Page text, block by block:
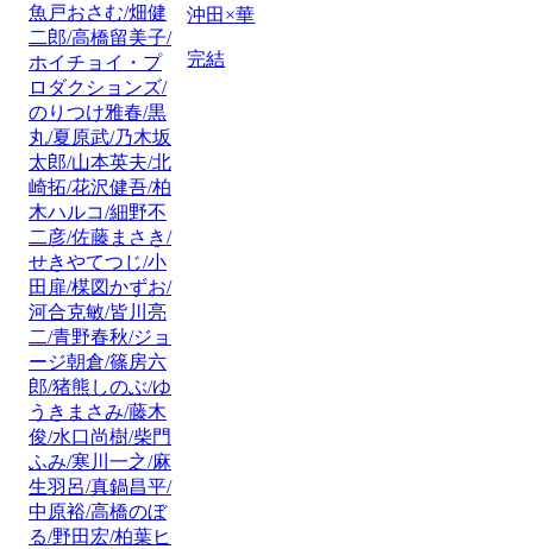
魚戸おさむ/畑健
二郎/高橋留美子/
ホイチョイ・プ
ロダクションズ/
のりつけ雅春/黒
丸/夏原武/乃木坂
太郎/山本英夫/北
崎拓/花沢健吾/柏
木ハルコ/細野不
二彦/佐藤まさき/
せきやてつじ/小
田扉/楳図かずお/
河合克敏/皆川亮
二/青野春秋/ジョ
ージ朝倉/篠房六
郎/猪熊しのぶ/ゆ
うきまさみ/藤木
俊/水口尚樹/柴門
ふみ/寒川一之/麻
生羽呂/真鍋昌平/
中原裕/高橋のぼ
る/野田宏/柏葉ヒ
沖田×華
完結